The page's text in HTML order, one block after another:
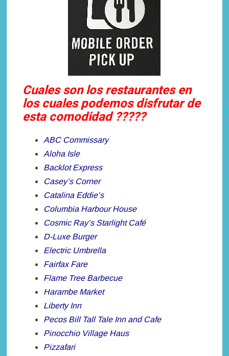
Cuales son los restaurantes en
los cuales podemos disfrutar de
esta comodidad ?????
ABC Commissary
Aloha Isle
Backlot Express
Casey’s Corner
Catalina Eddie’s
Columbia Harbour House
Cosmic Ray’s Starlight Café
D-Luxe Burger
Electric Umbrella
Fairfax Fare
Flame Tree Barbecue
Harambe Market
Liberty Inn
Pecos Bill Tall Tale Inn and Cafe
Pinocchio Village Haus
Pizzafari